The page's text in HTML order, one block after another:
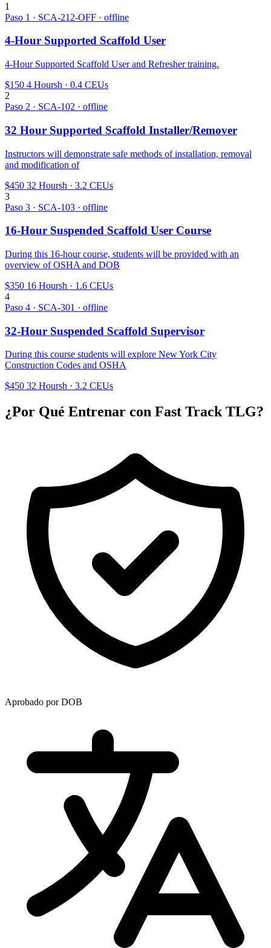
1
Paso 1 · SCA-212-OFF · offline
4-Hour Supported Scaffold User
4-Hour Supported Scaffold User and Refresher training.
$150 4 Hoursh · 0.4 CEUs
2
Paso 2 · SCA-102 · offline
32 Hour Supported Scaffold Installer/Remover
Instructors will demonstrate safe methods of installation, removal
and modification of
$450 32 Hoursh · 3.2 CEUs
3
Paso 3 · SCA-103 · offline
16-Hour Suspended Scaffold User Course
During this 16-hour course, students will be provided with an
overview of OSHA and DOB
$350 16 Hoursh · 1.6 CEUs
4
Paso 4 · SCA-301 · offline
32-Hour Suspended Scaffold Supervisor
During this course students will explore New York City
Construction Codes and OSHA
$450 32 Hoursh · 3.2 CEUs
¿Por Qué Entrenar con Fast Track TLG?
Aprobado por DOB